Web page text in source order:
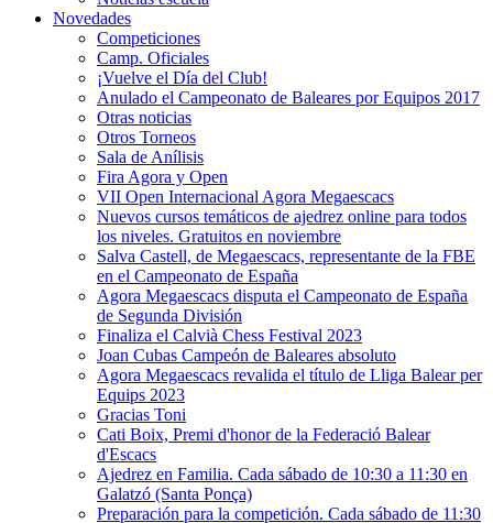
Novedades
Competiciones
Camp. Oficiales
¡Vuelve el Dí­a del Club!
Anulado el Campeonato de Baleares por Equipos 2017
Otras noticias
Otros Torneos
Sala de Anílisis
Fira Agora y Open
VII Open Internacional Agora Megaescacs
Nuevos cursos temáticos de ajedrez online para todos
los niveles. Gratuitos en noviembre
Salva Castell, de Megaescacs, representante de la FBE
en el Campeonato de España
Agora Megaescacs disputa el Campeonato de España
de Segunda División
Finaliza el Calvià Chess Festival 2023
Joan Cubas Campeón de Baleares absoluto
Agora Megaescacs revalida el título de Lliga Balear per
Equips 2023
Gracias Toni
Cati Boix, Premi d'honor de la Federació Balear
d'Escacs
Ajedrez en Familia. Cada sábado de 10:30 a 11:30 en
Galatzó (Santa Ponça)
Preparación para la competición. Cada sábado de 11:30